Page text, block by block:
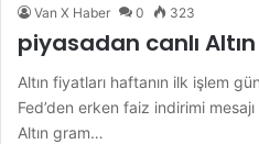
Van X Haber 0 323
piyasadan canlı
Altın fiyatları haftanın ilk işlem
Fed’den erken faiz indirimi mesajı
Altın gram…